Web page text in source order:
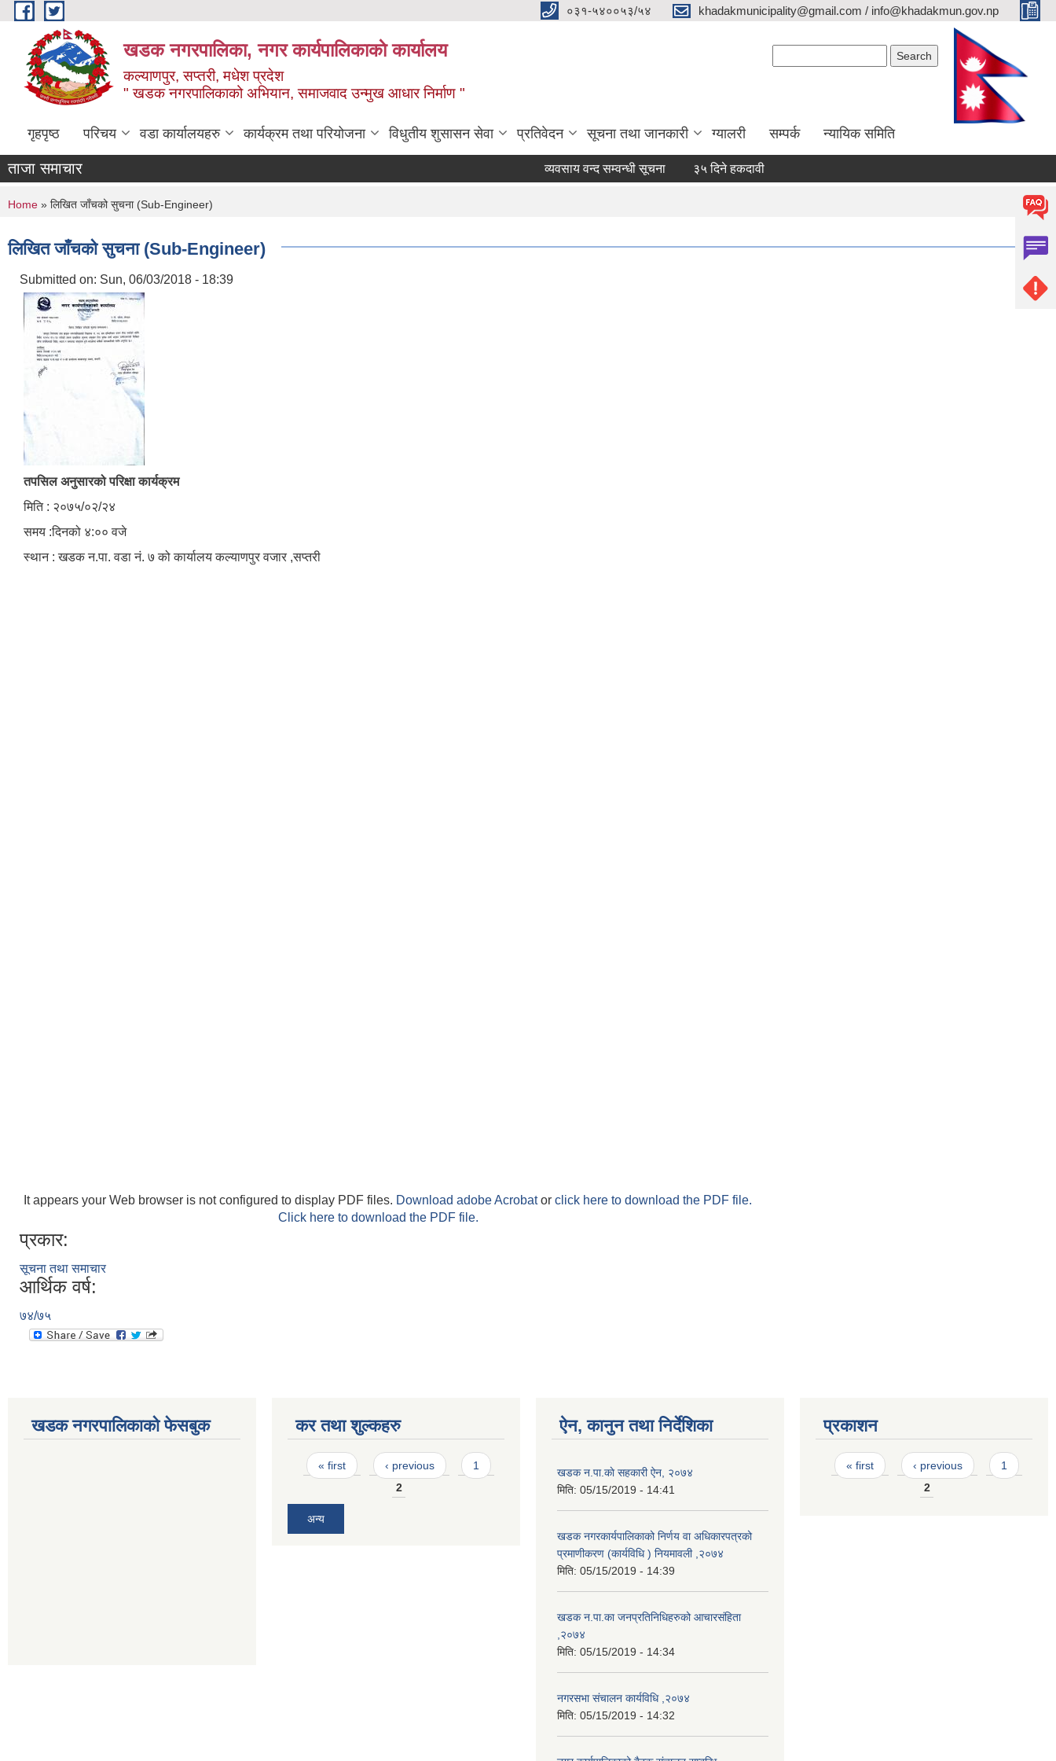
Skip to main content ०३१-५४००५३/५४ khadakmunicipality@gmail.com / info@khadakmun.gov.np
खडक नगरपालिका, नगर कार्यपालिकाकाे कार्यालय
कल्याणपुर, सप्तरी, मधेश प्रदेश
" खडक नगरपालिकाको अभियान, समाजवाद उन्मुख आधार निर्माण "
गृहपृष्ठ परिचय वडा कार्यालयहरु कार्यक्रम तथा परियोजना विधुतीय शुसासन सेवा प्रतिवेदन सूचना तथा जानकारी ग्यालरी सम्पर्क न्यायिक समिति
ताजा समाचार व्यवसाय वन्द सम्वन्धी सूचना ३५ दिने हकदावी सम्वन्धी सार्वजनिक सूचना
You are here
Home » लिखित जाँचको सुचना (Sub-Engineer)
लिखित जाँचको सुचना (Sub-Engineer)
Submitted on: Sun, 06/03/2018 - 18:39
तपसिल अनुसारको परिक्षा कार्यक्रम
मिति : २०७५/०२/२४
समय :दिनको ४:०० वजे
स्थान : खडक न.पा. वडा नं. ७ को कार्यालय कल्याणपुर वजार ,सप्तरी
It appears your Web browser is not configured to display PDF files. Download adobe Acrobator click here to download the PDF file.
Click here to download the PDF file.
प्रकार:
सूचना तथा समाचार
आर्थिक वर्ष:
७४/७५
खडक नगरपालिकाको फेसबुक कर तथा शुल्कहरु
Pages
« first ‹ previous
1
2
अन्य
ऐन, कानुन तथा निर्देशिका
खडक न.पा.काे सहकारी ऐन, २०७४
मिति: 05/15/2019 - 14:41
खडक नगरकार्यपालिकाको निर्णय वा अधिकारपत्रको
प्रमाणीकरण (कार्यविधि ) नियमावली ,२०७४
मिति: 05/15/2019 - 14:39
खडक न.पा.का जनप्रतिनिधिहरुको आचारसंहिता
,२०७४
मिति: 05/15/2019 - 14:34
नगरसभा संचालन कार्यविधि ,२०७४
मिति: 05/15/2019 - 14:32
प्रकाशन
Pages
« first ‹ previous
1
2